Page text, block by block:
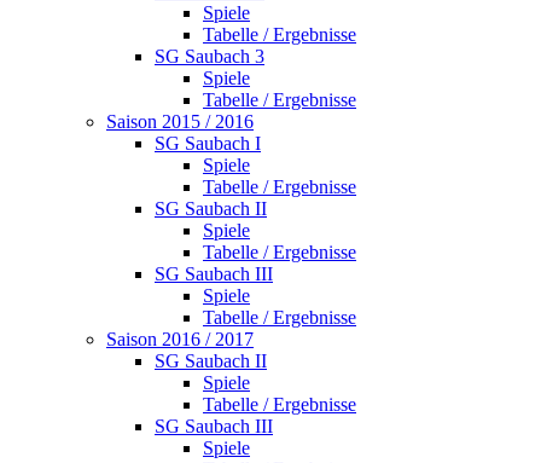
Spiele
Tabelle / Ergebnisse
SG Saubach 3
Spiele
Tabelle / Ergebnisse
Saison 2015 / 2016
SG Saubach I
Spiele
Tabelle / Ergebnisse
SG Saubach II
Spiele
Tabelle / Ergebnisse
SG Saubach III
Spiele
Tabelle / Ergebnisse
Saison 2016 / 2017
SG Saubach II
Spiele
Tabelle / Ergebnisse
SG Saubach III
Spiele